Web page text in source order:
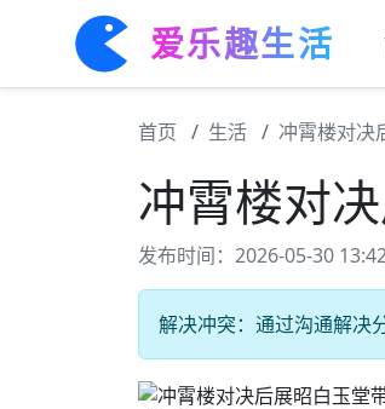
爱乐趣生活
首页 生活 冲霄楼对决
冲霄楼对
发布时间：2026-05-30
解决冲突：通过沟通解决